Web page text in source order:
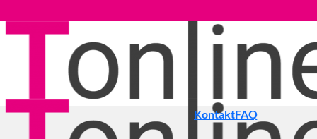
KontaktFAQ